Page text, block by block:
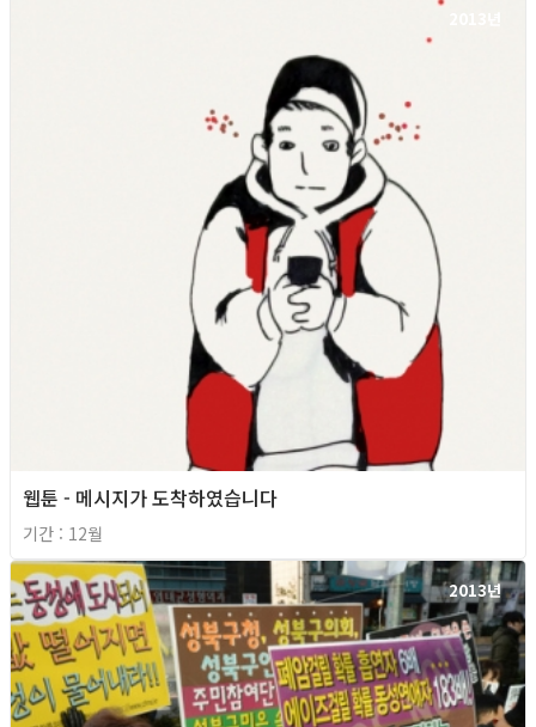
웹툰 - 메시지가 도착하였습니다
기간 : 12월
2013년